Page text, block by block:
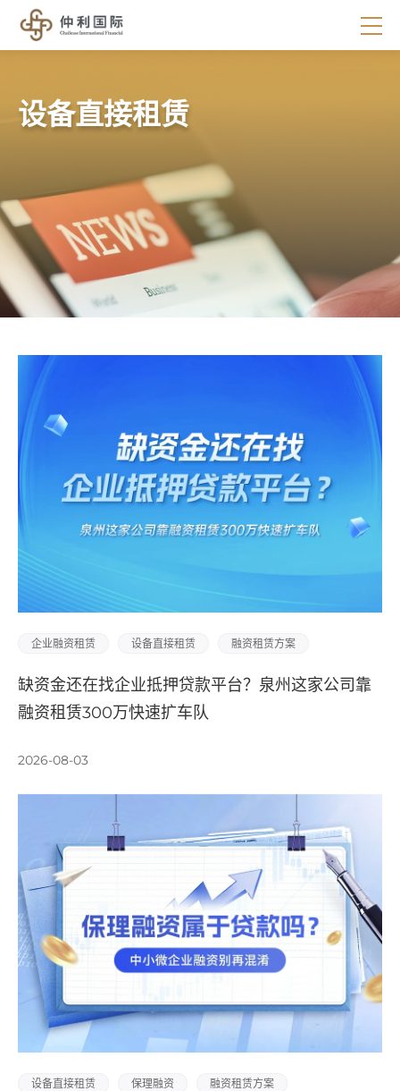
设备直接租赁
企业融资租赁 设备直接租赁 融资租赁方案
缺资金还在找企业抵押贷款平台？泉州这家公司靠
融资租赁300万快速扩车队
2026-08-03
设备直接租赁 保理融资 融资租赁方案